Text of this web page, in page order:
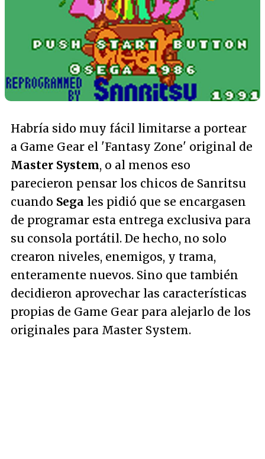
Habría sido muy fácil limitarse a portear
a Game Gear el 'Fantasy Zone' original de
Master System, o al menos eso
parecieron pensar los chicos de Sanritsu
cuando Sega les pidió que se encargasen
de programar esta entrega exclusiva para
su consola portátil. De hecho, no solo
crearon niveles, enemigos, y trama,
enteramente nuevos. Sino que también
decidieron aprovechar las características
propias de Game Gear para alejarlo de los
originales para Master System.